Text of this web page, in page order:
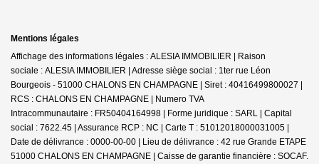
Mentions légales
Affichage des informations légales : ALESIA IMMOBILIER | Raison
sociale : ALESIA IMMOBILIER | Adresse siège social : 1ter rue Léon
Bourgeois - 51000 CHALONS EN CHAMPAGNE | Siret : 40416499800027 |
RCS : CHALONS EN CHAMPAGNE | Numero TVA
Intracommunautaire : FR50404164998 | Forme juridique : SARL | Capital
social : 7622.45 | Assurance RCP : NC | Carte T : 51012018000031005 |
Date de délivrance : 0000-00-00 | Lieu de délivrance : 42 rue Grande ETAPE
51000 CHALONS EN CHAMPAGNE | Caisse de garantie financière : SOCAF.